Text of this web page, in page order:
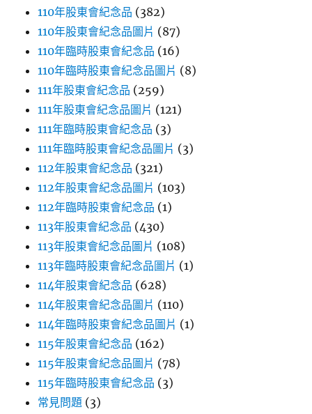
110年股東會紀念品 (382)
110年股東會紀念品圖片 (87)
110年臨時股東會紀念品 (16)
110年臨時股東會紀念品圖片 (8)
111年股東會紀念品 (259)
111年股東會紀念品圖片 (121)
111年臨時股東會紀念品 (3)
111年臨時股東會紀念品圖片 (3)
112年股東會紀念品 (321)
112年股東會紀念品圖片 (103)
112年臨時股東會紀念品 (1)
113年股東會紀念品 (430)
113年股東會紀念品圖片 (108)
113年臨時股東會紀念品圖片 (1)
114年股東會紀念品 (628)
114年股東會紀念品圖片 (110)
114年臨時股東會紀念品圖片 (1)
115年股東會紀念品 (162)
115年股東會紀念品圖片 (78)
115年臨時股東會紀念品 (3)
常見問題 (3)